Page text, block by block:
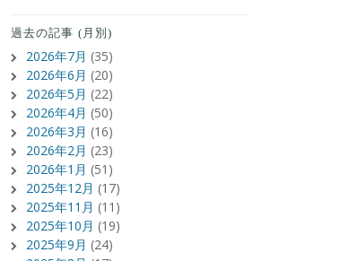
過去の記事 (月別)
2026年7月 (35)
2026年6月 (20)
2026年5月 (22)
2026年4月 (50)
2026年3月 (16)
2026年2月 (23)
2026年1月 (51)
2025年12月 (17)
2025年11月 (11)
2025年10月 (19)
2025年9月 (24)